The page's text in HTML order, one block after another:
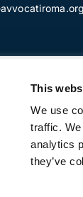
This
We use
traffic.
analytics
they’ve
migliorare la
annunci o
il nostro
al nostro